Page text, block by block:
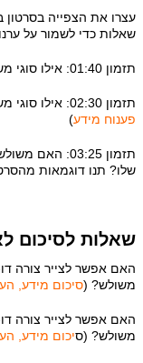
עצרו את הצפייה
שאלות כדי לשמור על
תזמון 01:40: אילו סוגי משולשים מסווגים לפי הצלעות? (
תזמון 02:30: אילו סוגי משולשים מסווגים לפי זוויות? (
פענוח מידע)
תזמון 03:25:
שלו? תנו דוגמאות
שאלות לסיכום
האם אפשר לצייר צורה
משולש? (סיכום מידע,
האם אפשר לצייר צורה
משולש? (סיכום מידע,